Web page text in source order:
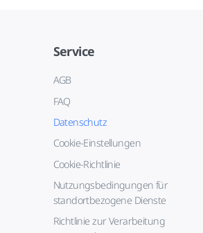
Service
AGB
FAQ
Datenschutz
Cookie-Einstellungen
Cookie-Richtlinie
Nutzungsbedingungen für
standortbezogene Dienste
Richtlinie zur Verarbeitung